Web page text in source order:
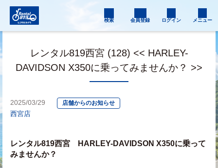
検索 会員登録 ログイン メニュー
レンタル819西宮 (128) << HARLEY-
DAVIDSON X350に乗ってみませんか？ >>
2025/03/29 店舗からのお知らせ
西宮店
レンタル819西宮　HARLEY-DAVIDSON X350に乗って
みませんか？